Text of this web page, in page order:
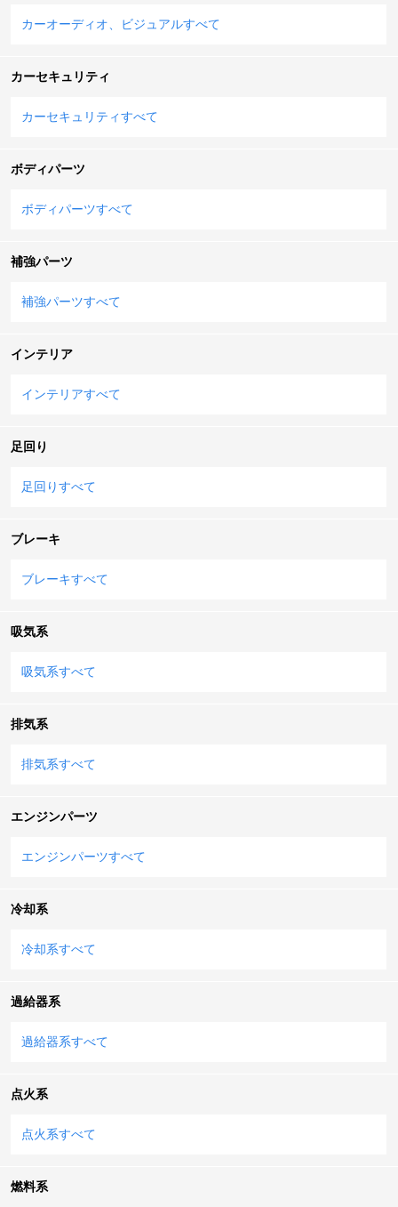
カーオーディオ、ビジュアルすべて
カーセキュリティ
カーセキュリティすべて
ボディパーツ
ボディパーツすべて
補強パーツ
補強パーツすべて
インテリア
インテリアすべて
足回り
足回りすべて
ブレーキ
ブレーキすべて
吸気系
吸気系すべて
排気系
排気系すべて
エンジンパーツ
エンジンパーツすべて
冷却系
冷却系すべて
過給器系
過給器系すべて
点火系
点火系すべて
燃料系